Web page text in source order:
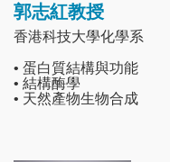
郭志紅教授
香港科技大學化學系
• 蛋白質結構與功能
• 結構酶學
• 天然產物生物合成